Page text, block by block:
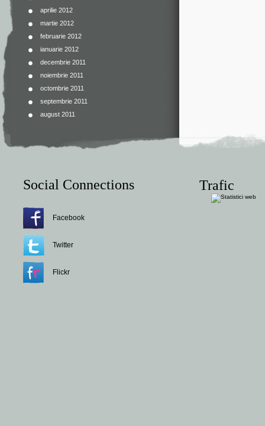
aprilie 2012
martie 2012
februarie 2012
ianuarie 2012
decembrie 2011
noiembrie 2011
octombrie 2011
septembrie 2011
august 2011
Social Connections
Facebook
Twitter
Flickr
Trafic